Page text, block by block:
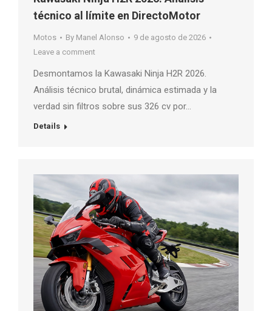
técnico al límite en DirectoMotor
Motos By Manel Alonso
9 de agosto de 2026
Leave a comment
Desmontamos la Kawasaki Ninja H2R 2026.
Análisis técnico brutal, dinámica estimada y la
verdad sin filtros sobre sus 326 cv por…
Details